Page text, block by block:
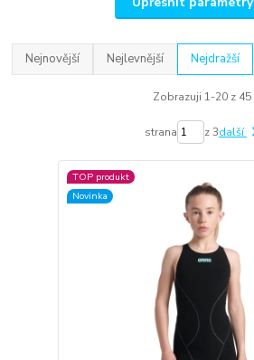
Nejnovější Nejlevnější Nejdražší
Zobrazuji 1-20 z 45
strana z 3další
TOP produkt
Novinka